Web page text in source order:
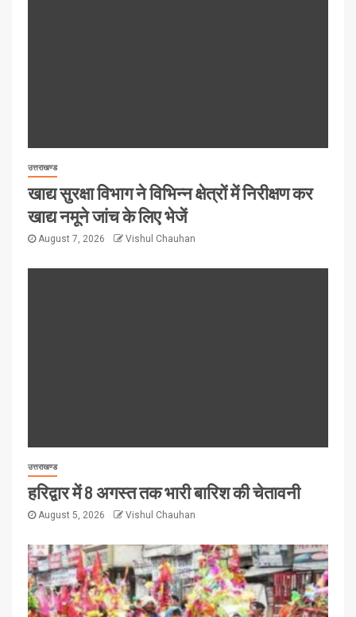
उत्तराखण्ड
खाद्य सुरक्षा विभाग ने विभिन्न क्षेत्रों में निरीक्षण कर
खाद्य नमूने जांच के लिए भेजें
August 7, 2026 Vishul Chauhan
उत्तराखण्ड
हरिद्वार में 8 अगस्त तक भारी बारिश की चेतावनी
August 5, 2026 Vishul Chauhan